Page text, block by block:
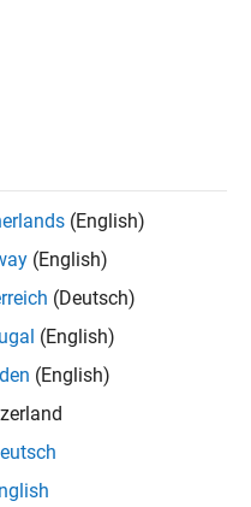
Effectuez une
to design and develop
for Polyspace.
(English)
(English)
(Deutsch)
(English)
(English)